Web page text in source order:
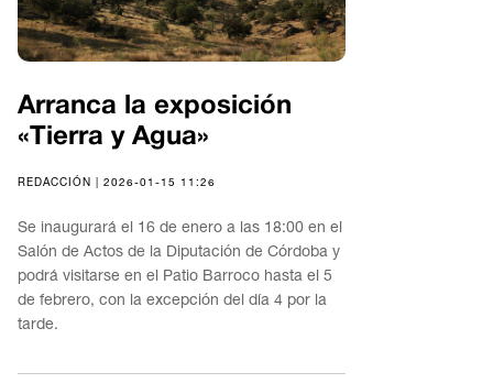
Arranca la exposición
«Tierra y Agua»
REDACCIÓN | 2026-01-15 11:26
Se inaugurará el 16 de enero a las 18:00 en el
Salón de Actos de la Diputación de Córdoba y
podrá visitarse en el Patio Barroco hasta el 5
de febrero, con la excepción del día 4 por la
tarde.